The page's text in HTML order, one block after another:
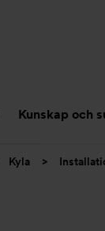
Kunskap och
Kyla >